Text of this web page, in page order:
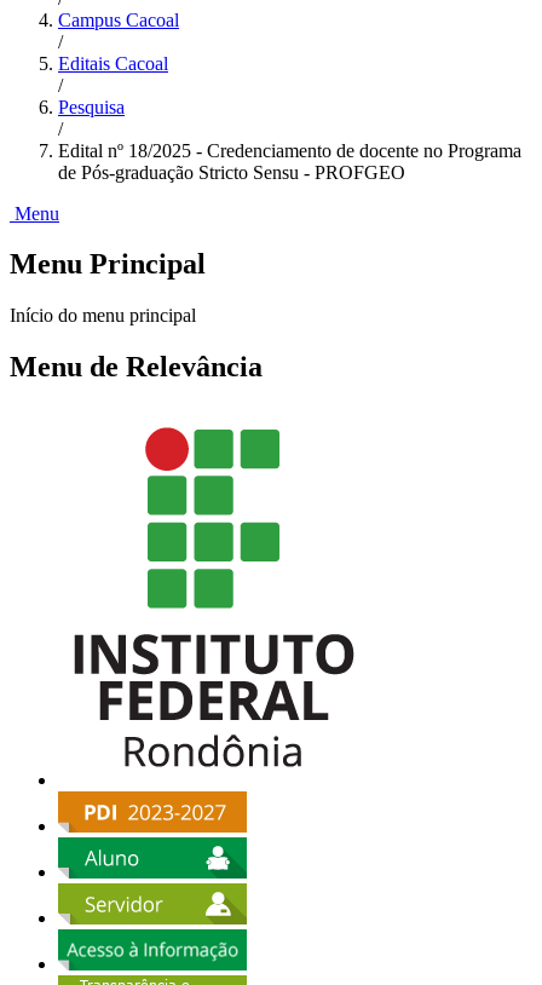
Campus Cacoal
/
Editais Cacoal
/
Pesquisa
/
Edital nº 18/2025 - Credenciamento de docente no Programa
de Pós-graduação Stricto Sensu - PROFGEO
Menu
Menu Principal
Início do menu principal
Menu de Relevância